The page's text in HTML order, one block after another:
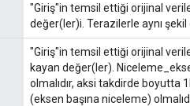
"Giriş"in temsil ettiği orijinal
değer(ler)i. Terazilerle aynı şekil
"Giriş"in temsil ettiği orijinal
kayan değer(ler).
olmalıdır, aksi takdirde
(eksen başına niceleme)